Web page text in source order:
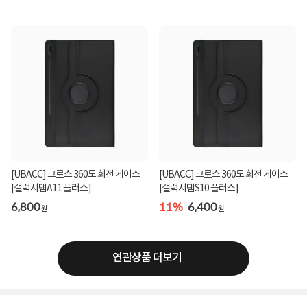
[UBACC] 크로스 360도 회전 케이스
[갤럭시탭A11 플러스]
6,800원
[UBACC] 크로스 360도 회전 케이스
[갤럭시탭S10 플러스]
11% 6,400원
연관상품 더보기